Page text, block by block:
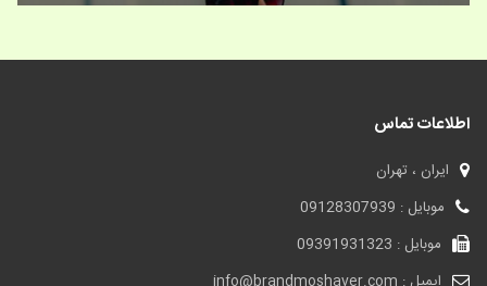
اطلاعات تماس
ایران ، تهران
موبایل : 09128307939
موبایل : 09391931323